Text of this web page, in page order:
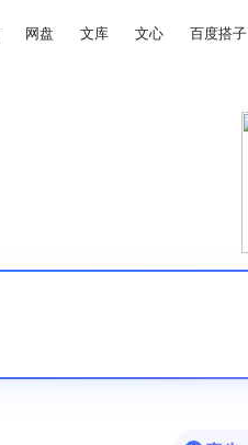
网盘 文库 文心 百度搭子